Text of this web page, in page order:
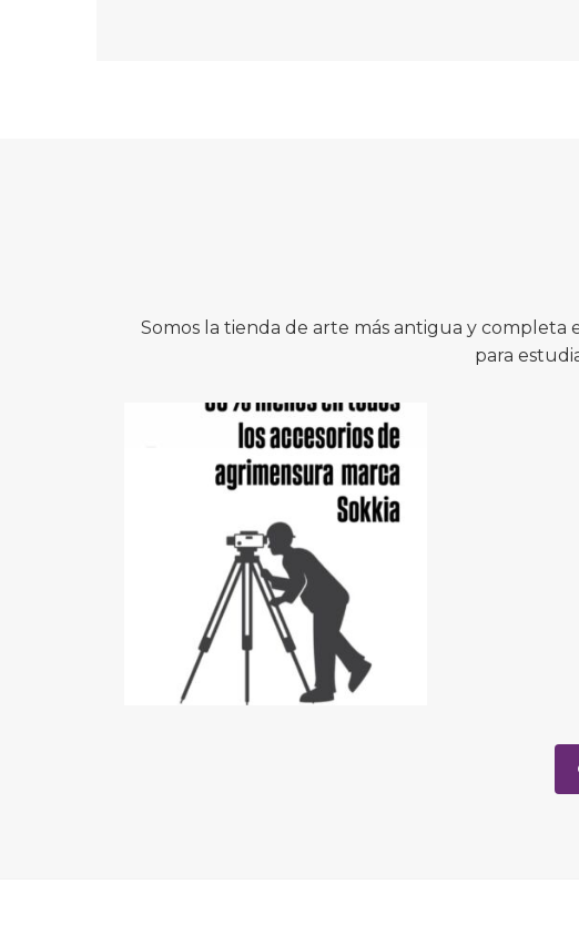
Somos la tienda de arte más antigua y
para